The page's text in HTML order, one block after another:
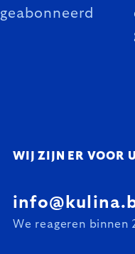
geabonneerd
WIJ ZIJN ER VOOR U
We reageren binnen